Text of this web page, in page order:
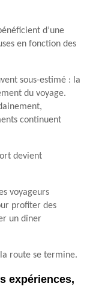
d’une
en fonction des
sous-estimé : la
du voyage.
continuent
devient
voyageurs
profiter des
un dîner
route se termine.
expériences,